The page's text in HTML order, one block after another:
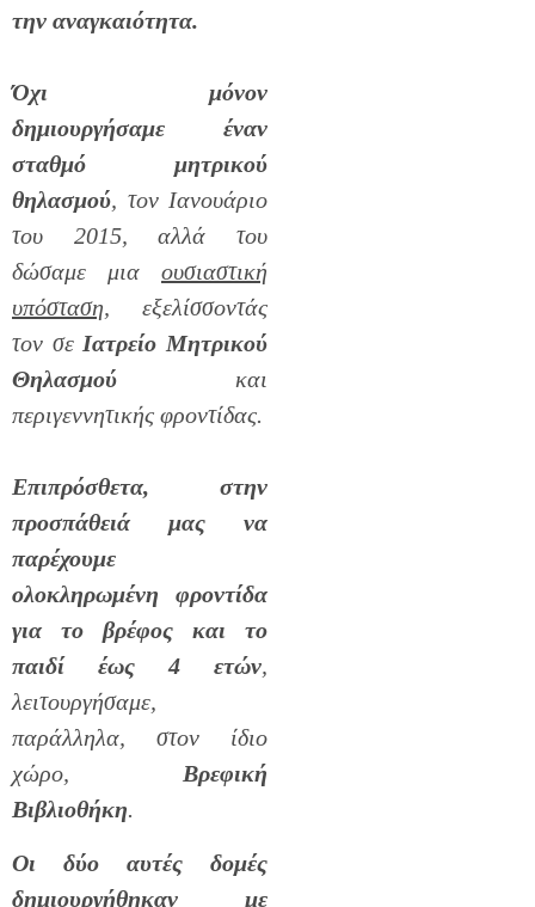
την αναγκαιότητα.
Όχι μόνον
δημιουργήσαμε έναν
σταθμό μητρικού
θηλασμού, τον Ιανουάριο
του 2015, αλλά του
δώσαμε μια ουσιαστική
υπόσταση, εξελίσσοντάς
τον σεΙατρείο Μητρικού
Θηλασμού και
περιγεννητικής φροντίδας.
Επιπρόσθετα, στην
προσπάθειά μας να
παρέχουμε
ολοκληρωμένη φροντίδα
για το βρέφος και το
παιδί
έως 4 ετών,
λειτουργήσαμε,
παράλληλα, στον ίδιο
χώρο, Βρεφική
Βιβλιοθήκη.
Οι δύο αυτές δομές
δημιουργήθηκαν με